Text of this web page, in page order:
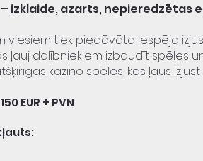
izklaide, azarts, nepieredzētas
viesiem tiek piedāvāta iespēja
ļauj dalībniekiem izbaudīt spēles
kazino spēles, kas ļaus
EUR + PVN